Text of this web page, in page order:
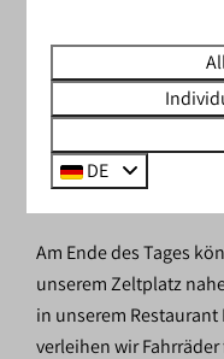
Heidelandschaften
von unseremZeltplatz
alles einfach zu
unternehmen, Sie
planen Sie einen
Am Ende des Tages
unserem Zeltplatz
in unserem
verleihen wir
DE